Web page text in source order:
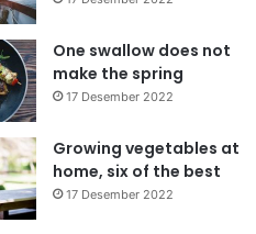
One swallow does not
make the spring
17 Desember 2022
Growing vegetables at
home, six of the best
17 Desember 2022